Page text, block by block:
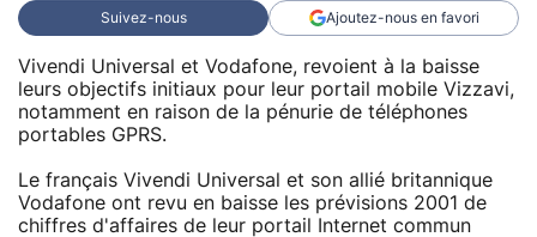
Suivez-nous Ajoutez-nous en favori
Vivendi Universal et Vodafone, revoient à la baisse
leurs objectifs initiaux pour leur portail mobile Vizzavi,
notamment en raison de la pénurie de téléphones
portables GPRS.
Le français Vivendi Universal et son allié britannique
Vodafone ont revu en baisse les prévisions 2001 de
chiffres d'affaires de leur portail Internet commun